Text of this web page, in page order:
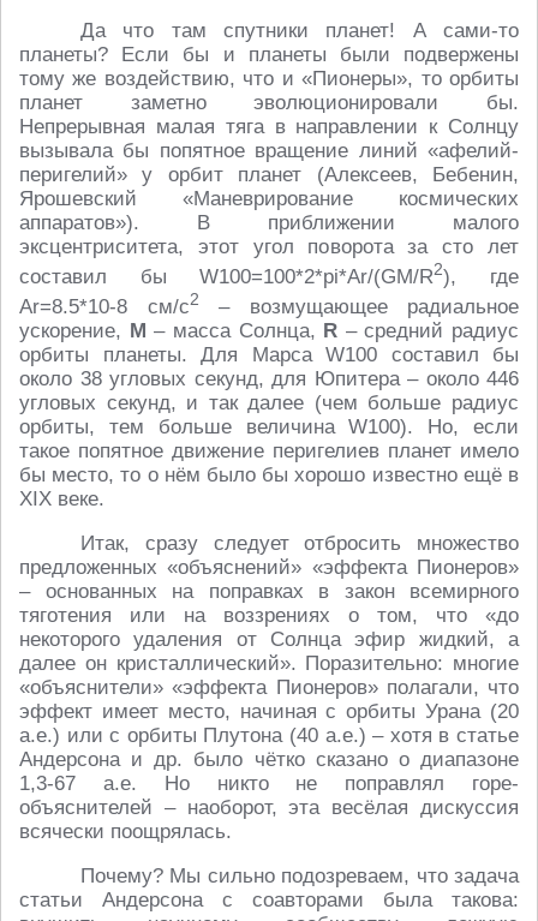
Да что там спутники планет! А сами-то
планеты? Если бы и планеты были подвержены
тому же воздействию, что и «Пионеры», то орбиты
планет заметно эволюционировали бы.
Непрерывная малая тяга в направлении к Солнцу
вызывала бы попятное вращение линий «афелий-
перигелий» у орбит планет (Алексеев, Бебенин,
Ярошевский «Маневрирование космических
аппаратов»). В приближении малого
эксцентриситета, этот угол поворота за сто лет
составил бы W100=100*2*pi*Ar/(GM/R2), где
Ar=8.5*10-8 см/с2
– возмущающее радиальное
ускорение, M – масса Солнца, R – средний радиус
орбиты планеты. Для Марса W100 составил бы
около 38 угловых секунд, для Юпитера – около 446
угловых секунд, и так далее (чем больше радиус
орбиты, тем больше величина W100). Но, если
такое попятное движение перигелиев планет имело
бы место, то о нём было бы хорошо известно ещё в
XIX веке.
Итак, сразу следует отбросить множество
предложенных «объяснений» «эффекта Пионеров»
– основанных на поправках в закон всемирного
тяготения или на воззрениях о том, что «до
некоторого удаления от Солнца эфир жидкий, а
далее он кристаллический». Поразительно: многие
«объяснители» «эффекта Пионеров» полагали, что
эффект имеет место, начиная с орбиты Урана (20
а.е.) или с орбиты Плутона (40 а.е.) – хотя в статье
Андерсона и др. было чётко сказано о диапазоне
1,3-67 а.е. Но никто не поправлял горе-
объяснителей – наоборот, эта весёлая дискуссия
всячески поощрялась.
Почему? Мы сильно подозреваем, что задача
статьи Андерсона с соавторами была такова: